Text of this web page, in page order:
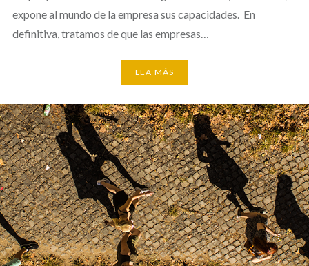
expone al mundo de la empresa sus capacidades. En
definitiva, tratamos de que las empresas…
LEA MÁS